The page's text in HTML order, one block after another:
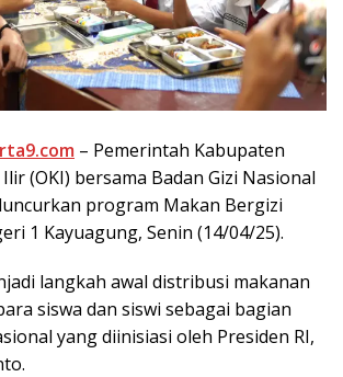
– Pemerintah Kabupaten
(OKI) bersama Badan Gizi Nasional
program Makan Bergizi
1 Kayuagung, Senin (14/04/25).
langkah awal distribusi makanan
siswa dan siswi sebagai bagian
yang diinisiasi oleh Presiden RI,